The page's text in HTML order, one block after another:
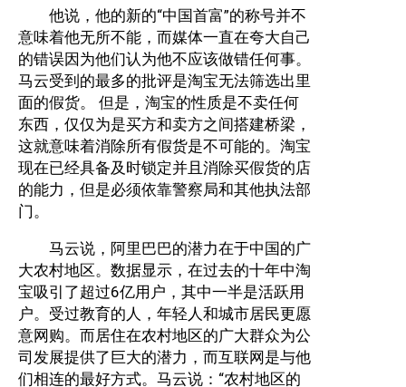
他说，他的新的“中国首富”的称号并不
意味着他无所不能，而媒体一直在夸大自己
的错误因为他们认为他不应该做错任何事。
马云受到的最多的批评是淘宝无法筛选出里
面的假货。 但是，淘宝的性质是不卖任何
东西，仅仅为是买方和卖方之间搭建桥梁，
这就意味着消除所有假货是不可能的。淘宝
现在已经具备及时锁定并且消除买假货的店
的能力，但是必须依靠警察局和其他执法部
门。
马云说，阿里巴巴的潜力在于中国的广
大农村地区。数据显示，在过去的十年中淘
宝吸引了超过6亿用户，其中一半是活跃用
户。受过教育的人，年轻人和城市居民更愿
意网购。而居住在农村地区的广大群众为公
司发展提供了巨大的潜力，而互联网是与他
们相连的最好方式。马云说：“农村地区的